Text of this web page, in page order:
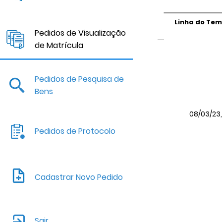
Pedidos de Visualização
de Matrícula
Pedidos de Pesquisa de
Bens
Pedidos de Protocolo
Cadastrar Novo Pedido
Linha do
08/03/23,